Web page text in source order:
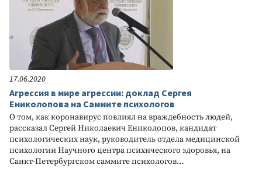
17.06.2020
Агрессия в мире агрессии: доклад Сергея
Ениколопова на Саммите психологов
О том, как коронавирус повлиял на враждебность людей,
рассказал Сергей Николаевич Ениколопов, кандидат
психологических наук, руководитель отдела медицинской
психологии Научного центра психического здоровья, на
Санкт-Петербургском саммите психологов…